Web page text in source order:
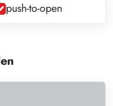
push-to-open